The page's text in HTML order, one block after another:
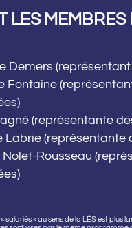
LES MEMBRES
Demers
Fontaine
(représentante
Labrie (représentante
Nolet-Rousseau
salariés » au sens de la LÉS est plus